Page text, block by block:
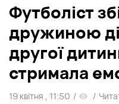
Футболіст
дружиною
другої
стримала
19 квітня , 11:50 / /